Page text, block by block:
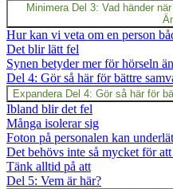
Minimera Del 3: Vad händer
Hur kan vi veta om en person
Det blir lätt fel
Synen betyder mer för hörseln
Del 4: Gör så här för bättre
Expandera Del 4: Gör så här för
Ibland blir det fel
Många isolerar sig
Foton på personalen kan
Det behövs inte så mycket för
Tänk alltid på att
Del 5: Vem är här?